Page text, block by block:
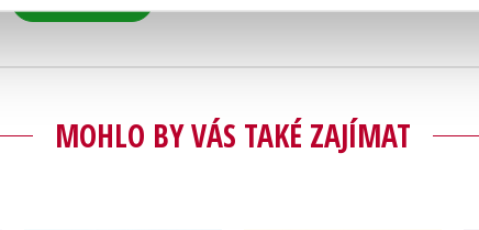
MOHLO BY VÁS TAKÉ ZAJÍMAT